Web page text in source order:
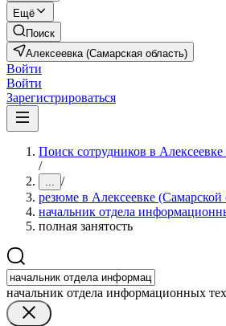
Ещё
Поиск
Алексеевка (Самарская область)
Войти
Войти
Зарегистрироваться
Поиск сотрудников в
/
... /
резюме в Алексеевке (Самарской
начальник отдела
полная занятость
начальник отдела информационных